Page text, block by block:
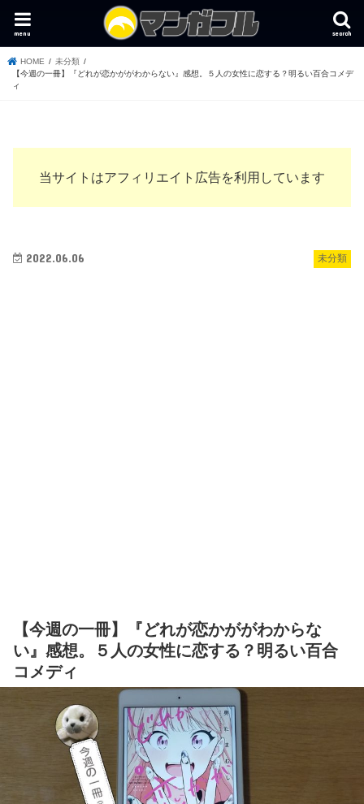
search
menu
HOME
未分類
【今週の一冊】『どれが恋かががわからない』感想。５人の女性に恋する？明るい百合コメデ
ィ
当サイトはアフィリエイト広告を利用しています
未分類
2022.06.06
【今週の一冊】『どれが恋かががわからな
い』感想。５人の女性に恋する？明るい百合
コメディ